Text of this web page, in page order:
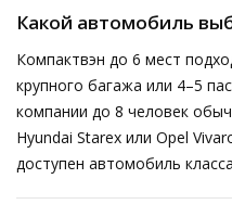
Какой автомобиль
Компактвэн до 6 мест
крупного багажа или 4–5
компании до 8 человек
Hyundai Starex или Opel
доступен автомобиль